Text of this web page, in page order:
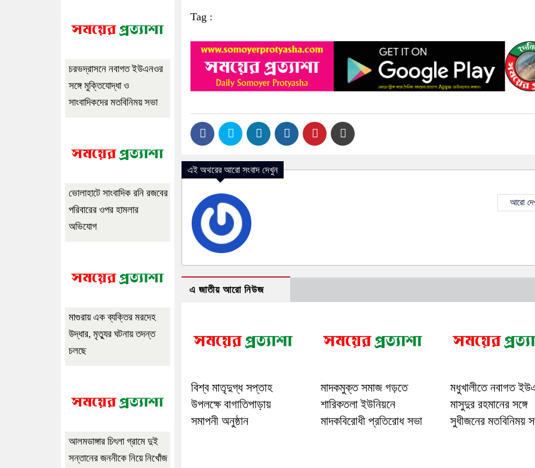
Tag :
এই অথরের আরো সংবাদ দেখুন
আরো
এ জাতীয় আরো নিউজ
বিশ্ব মাতৃদুগ্ধ সপ্তাহ
উপলক্ষে বাগাতিপাড়ায়
সমাপনী অনুষ্ঠান
মাদকমুক্ত সমাজ গড়তে
শারিকতলা ইউনিয়নে
মাদকবিরোধী প্রতিরোধ সভা
মধুখালীতে নবাগত
মাসুদুর রহমানের সঙ্গে
সুধীজনের মতবিনিময়
চরভদ্রাসনে নবাগত ইউএনওর
সঙ্গে মুক্তিযোদ্ধা ও
সাংবাদিকদের মতবিনিময় সভা
ভোলাহাটে সাংবাদিক রনি রজবের
পরিবারের ওপর হামলার
অভিযোগ
মাগুরায় এক ব্যক্তির মরদেহ
উদ্ধার, মৃত্যুর ঘটনায় তদন্ত
চলছে
আলমডাঙ্গার চিৎলা গ্রামে দুই
সন্তানের জননীকে নিয়ে নিখোঁজ